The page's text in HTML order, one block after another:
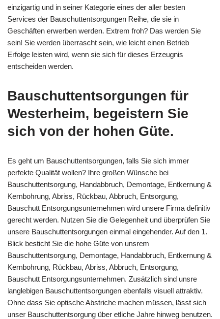
einzigartig und in seiner Kategorie eines der aller besten
Services der Bauschuttentsorgungen Reihe, die sie in
Geschäften erwerben werden. Extrem froh? Das werden Sie
sein! Sie werden überrascht sein, wie leicht einen Betrieb
Erfolge leisten wird, wenn sie sich für dieses Erzeugnis
entscheiden werden.
Bauschuttentsorgungen für
Westerheim, begeistern Sie
sich von der hohen Güte.
Es geht um Bauschuttentsorgungen, falls Sie sich immer
perfekte Qualität wollen? Ihre großen Wünsche bei
Bauschuttentsorgung, Handabbruch, Demontage, Entkernung &
Kernbohrung, Abriss, Rückbau, Abbruch, Entsorgung,
Bauschutt Entsorgungsunternehmen wird unsere Firma definitiv
gerecht werden. Nutzen Sie die Gelegenheit und überprüfen Sie
unsere Bauschuttentsorgungen einmal eingehender. Auf den 1.
Blick besticht Sie die hohe Güte von unsrem
Bauschuttentsorgung, Demontage, Handabbruch, Entkernung &
Kernbohrung, Rückbau, Abriss, Abbruch, Entsorgung,
Bauschutt Entsorgungsunternehmen. Zusätzlich sind unsre
langlebigen Bauschuttentsorgungen ebenfalls visuell attraktiv.
Ohne dass Sie optische Abstriche machen müssen, lässt sich
unser Bauschuttentsorgung über etliche Jahre hinweg benutzen.